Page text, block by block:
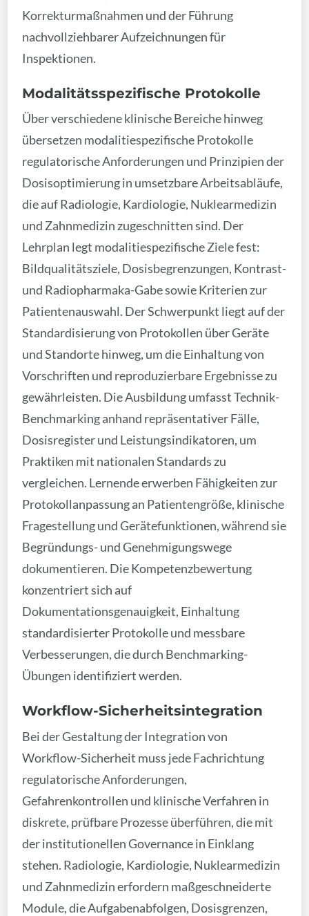
Korrekturmaßnahmen und der Führung
nachvollziehbarer Aufzeichnungen für
Inspektionen.
Modalitätsspezifische Protokolle
Über verschiedene klinische Bereiche hinweg
übersetzen modalitiespezifische Protokolle
regulatorische Anforderungen und Prinzipien der
Dosisoptimierung in umsetzbare Arbeitsabläufe,
die auf Radiologie, Kardiologie, Nuklearmedizin
und Zahnmedizin zugeschnitten sind. Der
Lehrplan legt modalitiespezifische Ziele fest:
Bildqualitätsziele, Dosisbegrenzungen, Kontrast-
und Radiopharmaka-Gabe sowie Kriterien zur
Patientenauswahl. Der Schwerpunkt liegt auf der
Standardisierung von Protokollen über Geräte
und Standorte hinweg, um die Einhaltung von
Vorschriften und reproduzierbare Ergebnisse zu
gewährleisten. Die Ausbildung umfasst Technik-
Benchmarking anhand repräsentativer Fälle,
Dosisregister und Leistungsindikatoren, um
Praktiken mit nationalen Standards zu
vergleichen. Lernende erwerben Fähigkeiten zur
Protokollanpassung an Patientengröße, klinische
Fragestellung und Gerätefunktionen, während sie
Begründungs- und Genehmigungswege
dokumentieren. Die Kompetenzbewertung
konzentriert sich auf
Dokumentationsgenauigkeit, Einhaltung
standardisierter Protokolle und messbare
Verbesserungen, die durch Benchmarking-
Übungen identifiziert werden.
Workflow-Sicherheitsintegration
Bei der Gestaltung der Integration von
Workflow-Sicherheit muss jede Fachrichtung
regulatorische Anforderungen,
Gefahrenkontrollen und klinische Verfahren in
diskrete, prüfbare Prozesse überführen, die mit
der institutionellen Governance in Einklang
stehen. Radiologie, Kardiologie, Nuklearmedizin
und Zahnmedizin erfordern maßgeschneiderte
Module, die Aufgabenabfolgen, Dosisgrenzen,